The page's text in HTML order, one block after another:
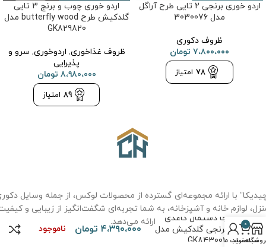
اردو خوری برنجی 2 تایی طرح آراگل
مدل 3030076
ظروف دکوری
۷،۸۰۰،۰۰۰ تومان
78 امتیاز
اردو خوری چوب و برنج 3 تایی
گلدکیش طرح butterfly wood مدل
GK829820
ظروف غذاخوری, اردوخوری, سرو و
پذیرایی
۸،۹۸۰،۰۰۰ تومان
89 امتیاز
با ارائه مجموعه‌ای گسترده از محصولات لوکس، از جمله وسایل
لوازم خانه و آشپزخانه، به شما تجربه‌ای شگفت‌انگیز از زیبایی و
ارائه می‌دهد.
جا دستمال کاغذی
برنجی گلدکیش مدل
GK843002
۴،۳۹۰،۰۰۰ تومان ناموجود 0
سبد خرید
حساب من